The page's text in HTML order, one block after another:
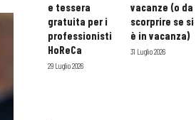
e tessera
gratuita per i
professionisti
HoReCa
29 Luglio 2026
vacanze (o da
scorprire se si
è in vacanza)
31 Luglio 2026